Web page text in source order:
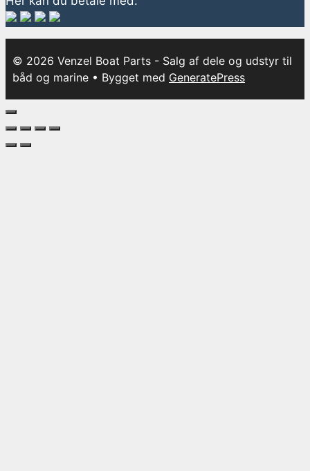
© 2026 Venzel Boat Parts - Salg af dele og udstyr til
båd og marine • Bygget med GeneratePress
Luk